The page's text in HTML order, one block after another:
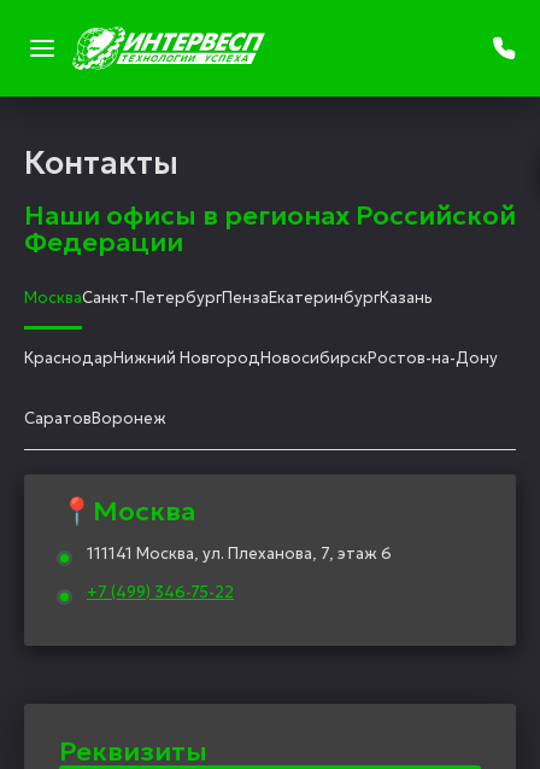
Контакты
Наши офисы в регионах Российской
Федерации
МоскваСанкт-ПетербургПензаЕкатеринбургКазань
КраснодарНижний НовгородНовосибирскРостов-на-Дону
СаратовВоронеж
📍Москва
111141 Москва, ул. Плеханова, 7, этаж 6
+7 (499) 346-75-22
Реквизиты